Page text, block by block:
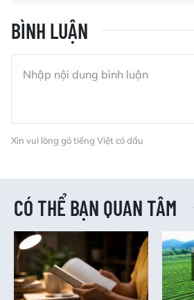
BÌNH LUẬN
Xin vui lòng gõ tiếng Việt có dấu
CÓ THỂ BẠN QUAN TÂM